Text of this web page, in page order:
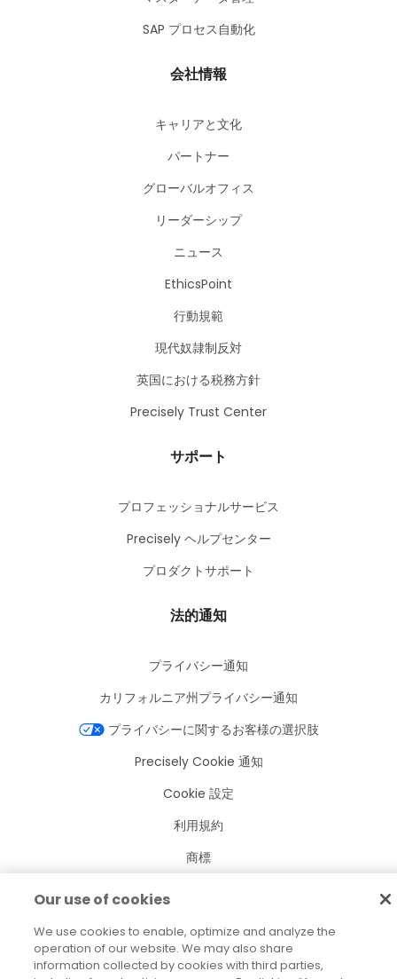
SAP プロセス自動化
会社情報
キャリアと文化
パートナー
グローバルオフィス
リーダーシップ
ニュース
EthicsPoint
行動規範
現代奴隷制反対
英国における税務方針
Precisely Trust Center
サポート
プロフェッショナルサービス
Precisely ヘルプセンター
プロダクトサポート
法的通知
プライバシー通知
カリフォルニア州プライバシー通知
プライバシーに関するお客様の選択肢
Precisely Cookie 通知
Cookie 設定
利用規約
商標
Our use of cookies
We use cookies to enable, optimize and analyze the
operation of our website. We may also share
information collected by cookies with third parties,